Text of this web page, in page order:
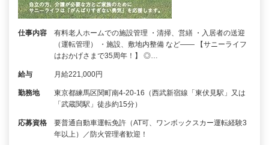
仕事内容
有料老人ホームでの施設管理 ・清掃、営繕 ・入居者の送迎
（運転管理） ・施設、敷地内整備 など―― 【サニーライフ
はおかげさまで35周年！】 ◎…
給与 月給221,000円
勤務地
東京都練馬区関町南4-20-16（西武新宿線「東伏見駅」又は
「武蔵関駅」徒歩約15分）
応募資格
要普通自動車運転免許（AT可、ワンボックスカー運転経験3
年以上）／防火管理者歓迎！